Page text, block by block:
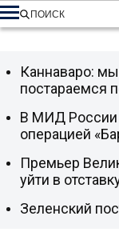
ПОИСК
Каннаваро:
постараемся
В МИД России
операцией
Премьер
уйти в
Зеленский